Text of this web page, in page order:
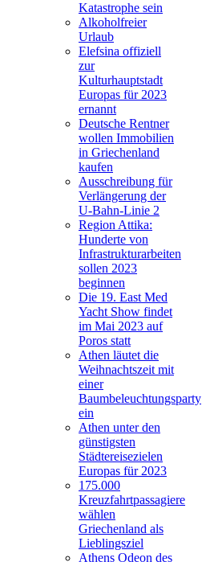
Katastrophe sein
Alkoholfreier
Urlaub
Elefsina offiziell
zur
Kulturhauptstadt
Europas für 2023
ernannt
Deutsche Rentner
wollen Immobilien
in Griechenland
kaufen
Ausschreibung für
Verlängerung der
U-Bahn-Linie 2
Region Attika:
Hunderte von
Infrastrukturarbeiten
sollen 2023
beginnen
Die 19. East Med
Yacht Show findet
im Mai 2023 auf
Poros statt
Athen läutet die
Weihnachtszeit mit
einer
Baumbeleuchtungsparty
ein
Athen unter den
günstigsten
Städtereisezielen
Europas für 2023
175.000
Kreuzfahrtpassagiere
wählen
Griechenland als
Lieblingsziel
Athens Odeon des